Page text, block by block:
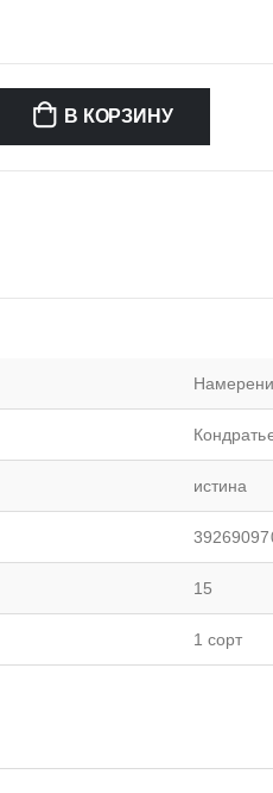
В КОРЗИНУ
истина
15
1 сорт